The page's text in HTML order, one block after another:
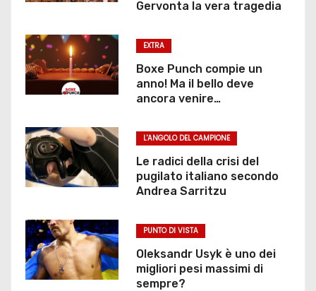
e
g
l
i
a
r
i
c
Gervonta la vera tragedia
EXTRA
Boxe Punch compie un
anno! Ma il bello deve
ancora venire…
L'ANGOLO DEL CAMPIONE
Le radici della crisi del
pugilato italiano secondo
Andrea Sarritzu
PUNTO DI VISTA
Oleksandr Usyk è uno dei
migliori pesi massimi di
sempre?